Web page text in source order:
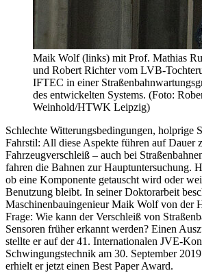
Maik Wolf (links) mit Prof. Mathias
und Robert Richter vom LVB-
IFTEC in einer
des entwickelten Systems. (Foto:
Weinhold/HTWK Leipzig)
Schlechte Witterungsbedingungen, holprige
Fahrstil: All diese Aspekte führen auf Dauer
Fahrzeugverschleiß – auch bei
fahren die Bahnen zur Hauptuntersuchung.
ob eine Komponente getauscht wird oder
Benutzung bleibt. In seiner Doktorarbeit
Maschinenbauingenieur Maik Wolf von der
Frage: Wie kann der Verschleiß von
Sensoren früher erkannt werden? Einen
stellte er auf der 41. Internationalen JVE-
Schwingungstechnik am 30. September
erhielt er jetzt einen Best Paper Award.